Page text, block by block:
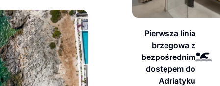
Pierwsza linia
brzegowa z
bezpośrednim
dostępem do
Adriatyku